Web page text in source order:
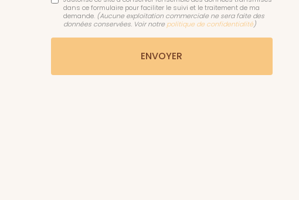
dans ce formulaire pour faciliter le suivi et le traitement de ma
demande. (Aucune exploitation commerciale ne sera faite des
données conservées. Voir notre politique de confidentialité)